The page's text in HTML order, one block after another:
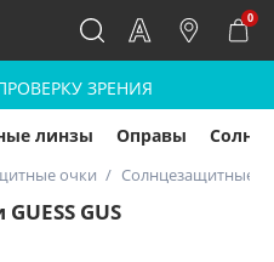
0
ЗРЕНИЯ
линзы Оправы
очки Солнцезащитные
GUS